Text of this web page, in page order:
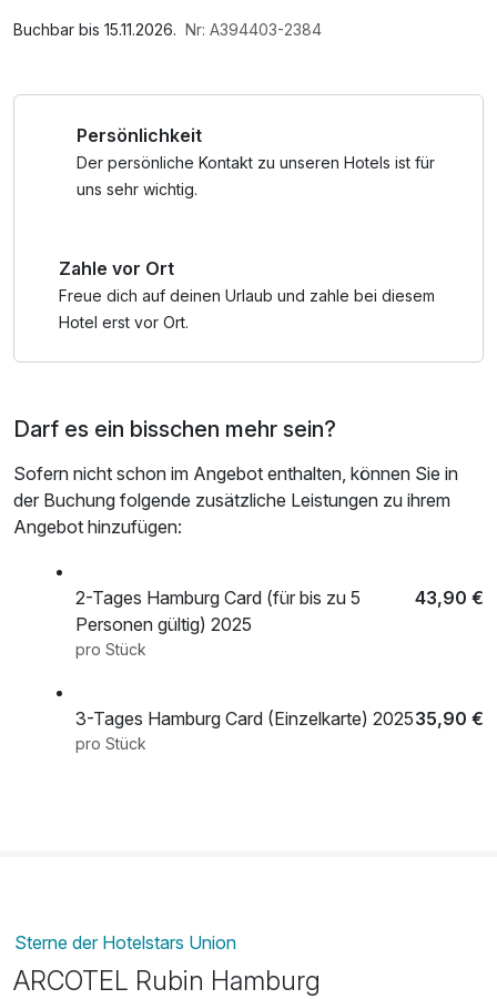
präsentiert sich immer wieder anders.
Entdecken Sie die schöne Hansestadt und das ARCOTEL
Nutzung des Fitnessbereichs, W-LAN Nutzung /
Buchbar bis 15.11.2026. Nr: A394403-2384
Persönlichkeit
Der persönliche Kontakt zu unseren Hotels ist für
uns sehr wichtig.
Zahle vor Ort
Freue dich auf deinen Urlaub und zahle bei diesem
Hotel erst vor Ort.
Darf es ein bisschen mehr sein?
Sofern nicht schon im Angebot enthalten, können Sie in
der Buchung folgende zusätzliche Leistungen zu ihrem
Angebot hinzufügen:
2-Tages Hamburg Card (für bis zu 5
Personen gültig) 2025
43,90 €
pro Stück
3-Tages Hamburg Card (Einzelkarte) 202535,90 €
pro Stück
pro Stück
Große Hafenrundfahrt für 2 Stunden
Sterne der Hotelstars Union
ARCOTEL Rubin Hamburg